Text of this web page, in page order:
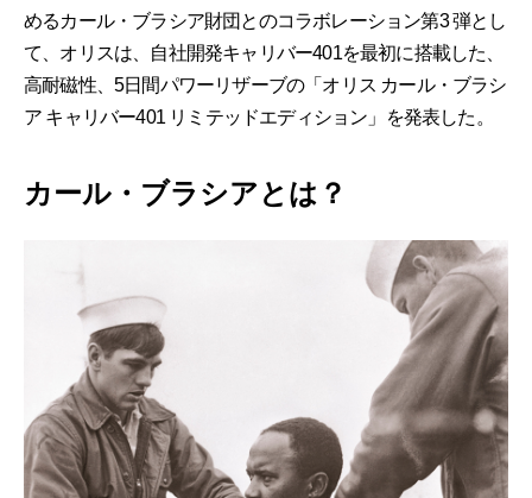
めるカール・ブラシア財団とのコラボレーション第3 弾とし
て、オリスは、自社開発キャリバー401を最初に搭載した、
高耐磁性、5日間パワーリザーブの「オリス カール・ブラシ
ア キャリバー401 リミテッドエディション」を発表した。
カール・ブラシアとは？